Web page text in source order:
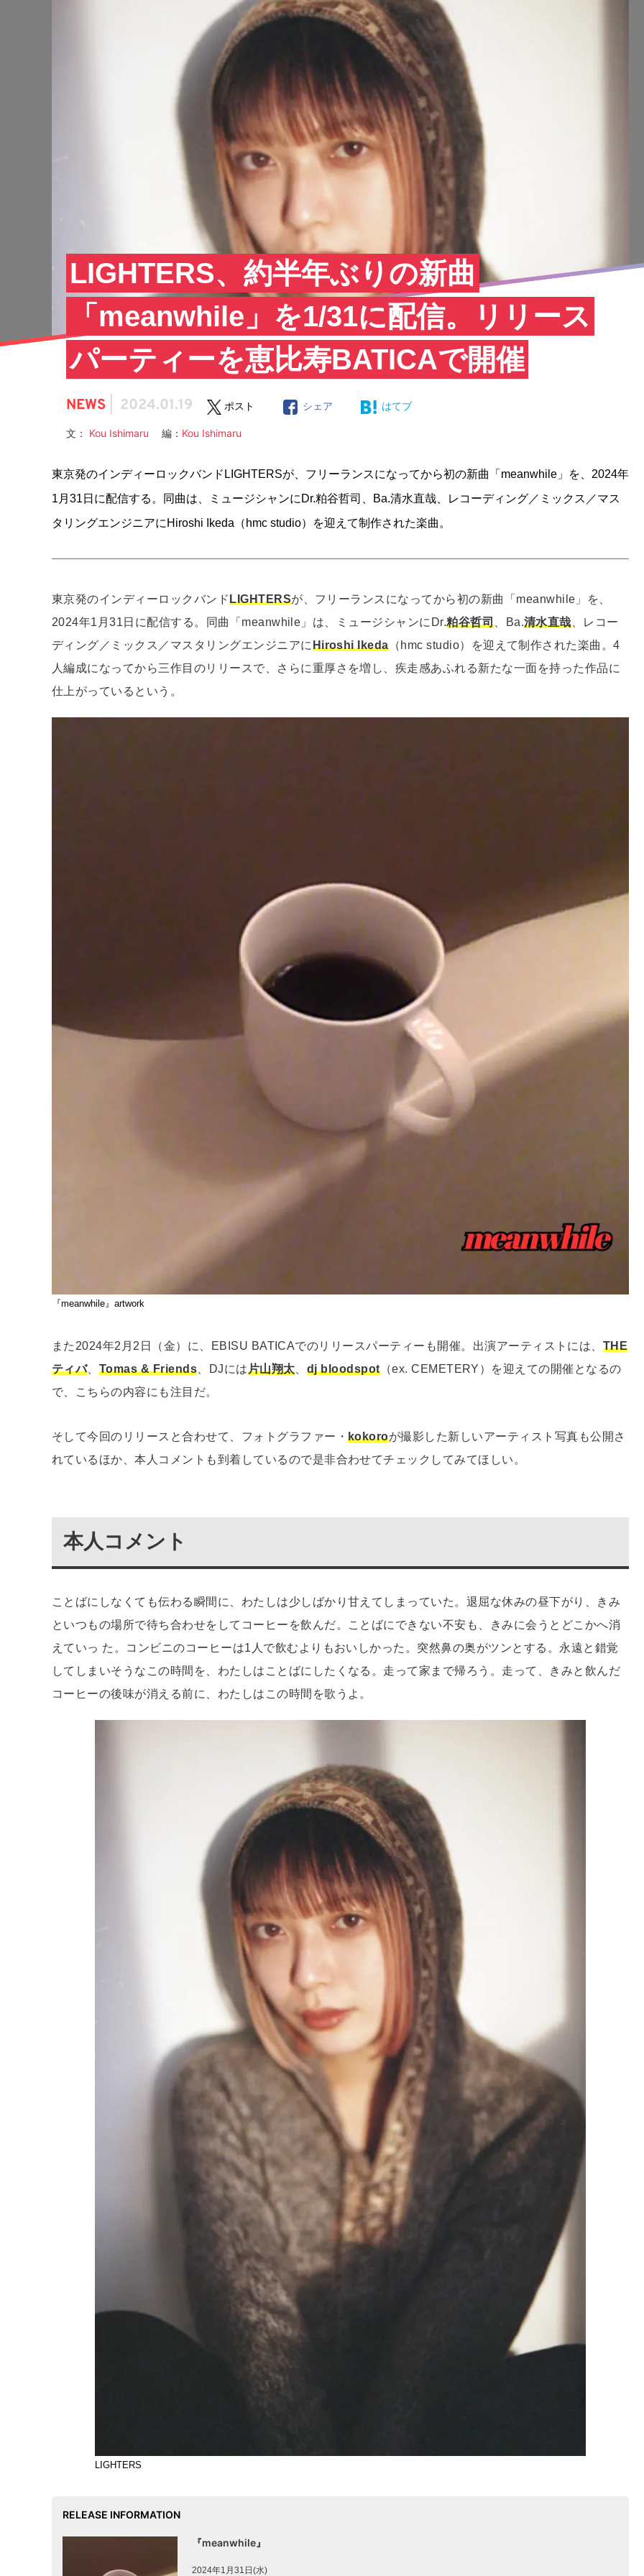
LIGHTERS、約半年ぶりの新曲
「meanwhile」を1/31に配信。リリース
パーティーを恵比寿BATICAで開催
NEWS 2024.01.19 ポスト シェア はてブ
文： Kou Ishimaru 編： Kou Ishimaru
東京発のインディーロックバンドLIGHTERSが、フリーランスになってから初の新曲「meanwhile」を、2024年
1月31日に配信する。同曲は、ミュージシャンにDr.粕谷哲司、Ba.清水直哉、レコーディング／ミックス／マス
タリングエンジニアにHiroshi Ikeda（hmc studio）を迎えて制作された楽曲。
東京発のインディーロックバンドLIGHTERSが、フリーランスになってから初の新曲「meanwhile」を、
2024年1月31日に配信する。同曲「meanwhile」は、ミュージシャンにDr.粕谷哲司 、Ba.清水直哉、レコー
ディング／ミックス／マスタリングエンジニアにHiroshi Ikeda（hmc studio）を迎えて制作された楽曲。4
人編成になってから三作目のリリースで、さらに重厚さを増し、疾走感あふれる新たな一面を持った作品に
仕上がっているという。
『meanwhile』artwork
また2024年2月2日（金）に、EBISU BATICAでのリリースパーティーも開催。出演アーティストには、 THE
ティバ、 Tomas & Friends 、DJには片山翔太 dj bloodspot（ex. CEMETERY）を迎えての開催となるの
で、こちらの内容にも注目だ。
そして今回のリリースと合わせて、フォトグラファー・ kokoroが撮影した新しいアーティスト写真も公開さ
れているほか、本人コメントも到着しているので是非合わせてチェックしてみてほしい。
本人コメント
ことばにしなくても伝わる瞬間に、わたしは少しばかり甘えてしまっていた。退屈な休みの昼下がり、きみ
といつもの場所で待ち合わせをしてコーヒーを飲んだ。ことばにできない不安も、きみに会うとどこかへ消
えていっ た。コンビニのコーヒーは1人で飲むよりもおいしかった。突然鼻の奥がツンとする。永遠と錯覚
してしまいそうなこの時間を、わたしはことばにしたくなる。走って家まで帰ろう。走って、きみと飲んだ
コーヒーの後味が消える前に、わたしはこの時間を歌うよ。
LIGHTERS
RELEASE INFORMATION
『meanwhile』
2024年1月31日(水)